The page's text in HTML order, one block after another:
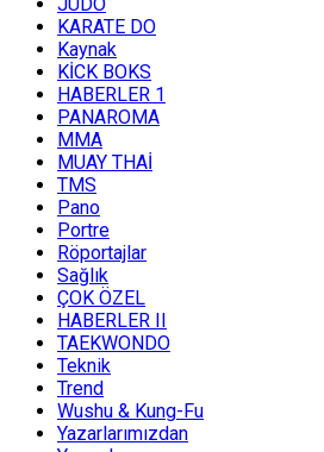
KARATE DO
Kaynak
KİCK BOKS
HABERLER 1
PANAROMA
MMA
MUAY THAİ
TMS
Pano
Portre
Röportajlar
Sağlık
ÇOK ÖZEL
HABERLER II
TAEKWONDO
Teknik
Trend
Wushu & Kung-Fu
Yazarlarımızdan